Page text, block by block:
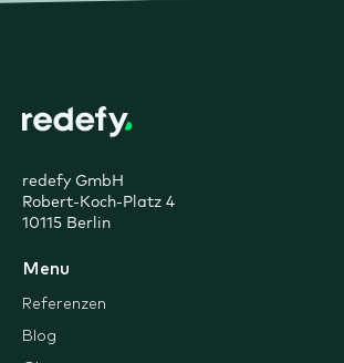
redefy GmbH
Robert-Koch-Platz 4
10115 Berlin
Menu
Referenzen
Blog